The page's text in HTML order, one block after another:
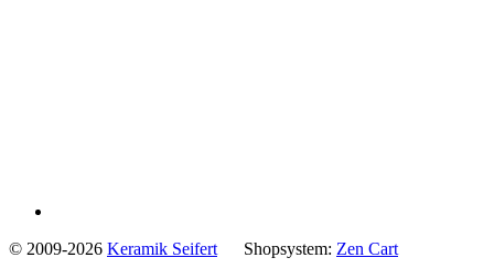
© 2009-2026 Keramik SeifertShopsystem: Zen Cart